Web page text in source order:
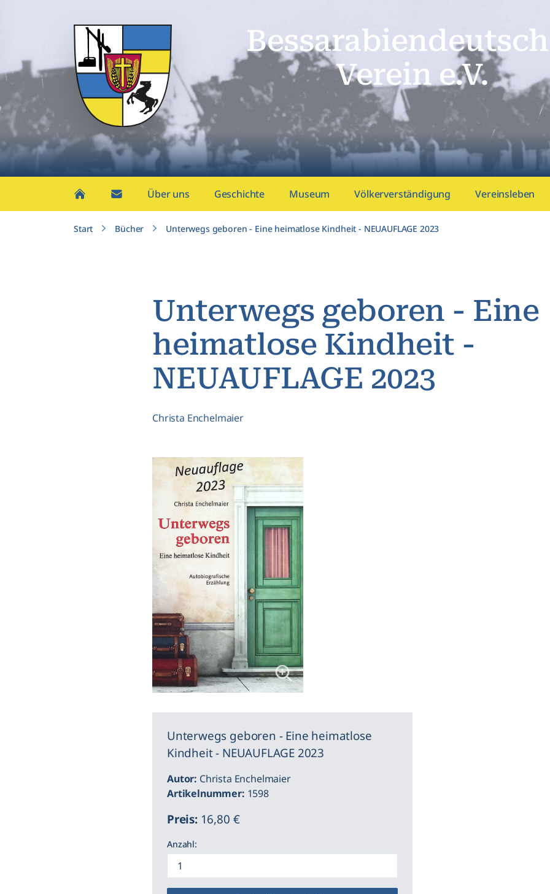
Verein e.V.
Über uns Geschichte Museum Völkerverständigung Vereinsleben
Start Bücher Unterwegs geboren - Eine heimatlose Kindheit - NEUAUFLAGE 2023
Unterwegs geboren - Eine
heimatlose Kindheit -
NEUAUFLAGE 2023
Christa Enchelmaier
Unterwegs geboren - Eine heimatlose
Kindheit - NEUAUFLAGE 2023
Autor: Christa Enchelmaier
Artikelnummer: 1598
Preis:16,80 €
Anzahl: